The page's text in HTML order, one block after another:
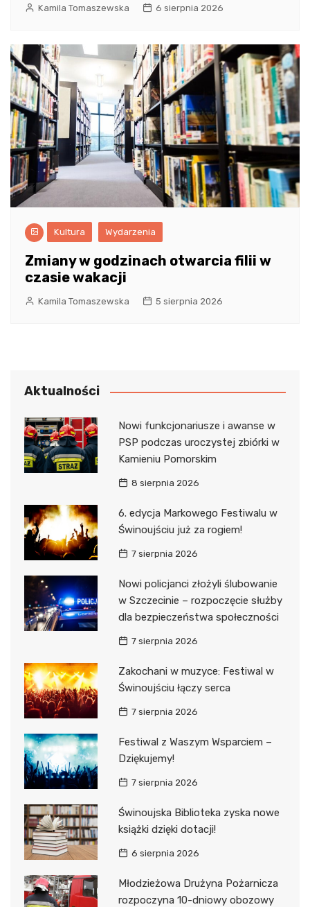
Kamila Tomaszewska 6 sierpnia 2026
Kultura Wydarzenia
Zmiany w godzinach otwarcia filii w
czasie wakacji
Kamila Tomaszewska 5 sierpnia 2026
Aktualności
Nowi funkcjonariusze i awanse w
PSP podczas uroczystej zbiórki w
Kamieniu Pomorskim
8 sierpnia 2026
6. edycja Markowego Festiwalu w
Świnoujściu już za rogiem!
7 sierpnia 2026
Nowi policjanci złożyli ślubowanie
w Szczecinie – rozpoczęcie służby
dla bezpieczeństwa społeczności
7 sierpnia 2026
Zakochani w muzyce: Festiwal w
Świnoujściu łączy serca
7 sierpnia 2026
Festiwal z Waszym Wsparciem –
Dziękujemy!
7 sierpnia 2026
Świnoujska Biblioteka zyska nowe
książki dzięki dotacji!
6 sierpnia 2026
Młodzieżowa Drużyna Pożarnicza
rozpoczyna 10-dniowy obozowy